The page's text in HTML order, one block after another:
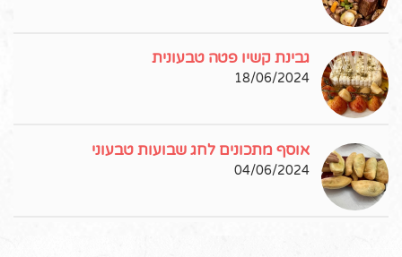
גבינת קשיו פטה טבעונית
18/06/2024
אוסף מתכונים לחג שבועות טבעוני
04/06/2024